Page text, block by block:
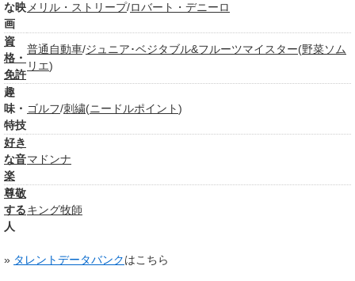
な映
画
メリル・ストリープ/ロバート・デニーロ
資
格・
免許
普通自動車/ジュニア･ベジタブル&フルーツマイスター(野菜ソム
リエ)
趣
味・
特技
ゴルフ/刺繍(ニードルポイント)
好き
な音
楽
マドンナ
尊敬
する
人
キング牧師
» タレントデータバンクはこちら